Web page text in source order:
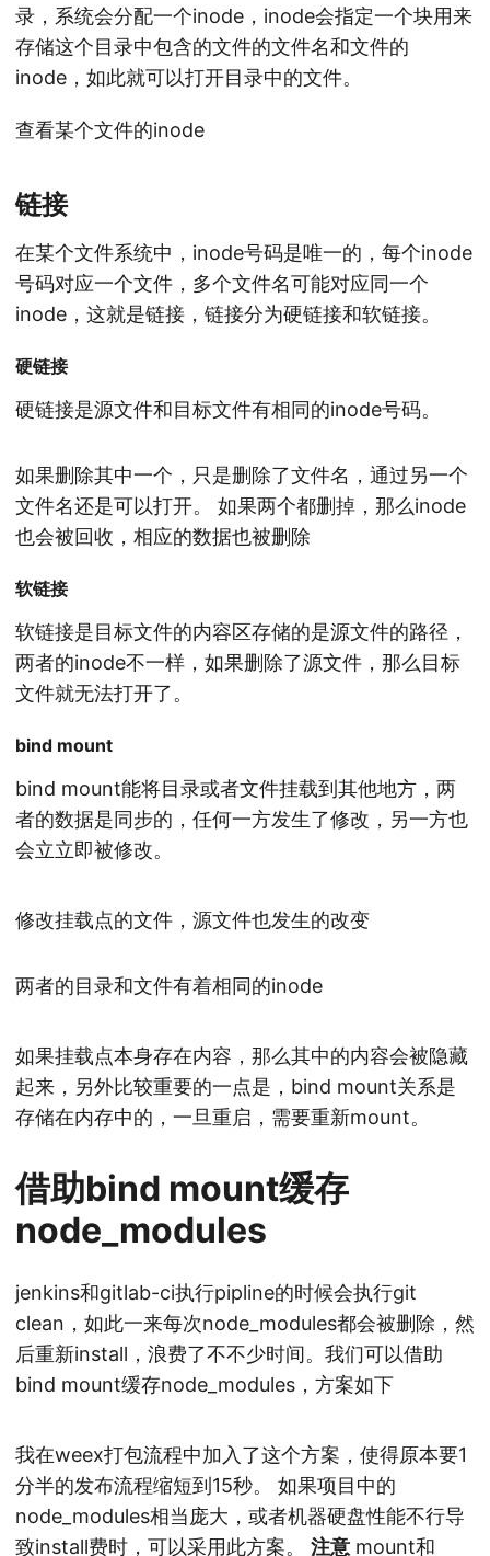
录，系统会分配一个inode，inode会指定一个块用来
存储这个目录中包含的文件的文件名和文件的
inode，如此就可以打开目录中的文件。
查看某个文件的inode
链接
在某个文件系统中，inode号码是唯一的，每个inode
号码对应一个文件，多个文件名可能对应同一个
inode，这就是链接，链接分为硬链接和软链接。
硬链接
硬链接是源文件和目标文件有相同的inode号码。
如果删除其中一个，只是删除了文件名，通过另一个
文件名还是可以打开。 如果两个都删掉，那么inode
也会被回收，相应的数据也被删除
软链接
软链接是目标文件的内容区存储的是源文件的路径，
两者的inode不一样，如果删除了源文件，那么目标
文件就无法打开了。
bind mount
bind mount能将目录或者文件挂载到其他地方，两
者的数据是同步的，任何一方发生了修改，另一方也
会立立即被修改。
修改挂载点的文件，源文件也发生的改变
两者的目录和文件有着相同的inode
如果挂载点本身存在内容，那么其中的内容会被隐藏
起来，另外比较重要的一点是，bind mount关系是
存储在内存中的，一旦重启，需要重新mount。
借助bind mount缓存
node_modules
jenkins和gitlab-ci执行pipline的时候会执行git
clean，如此一来每次node_modules都会被删除，然
后重新install，浪费了不不少时间。我们可以借助
bind mount缓存node_modules，方案如下
我在weex打包流程中加入了这个方案，使得原本要1
分半的发布流程缩短到15秒。 如果项目中的
node_modules相当庞大，或者机器硬盘性能不行导
致install费时，可以采用此方案。 注意 mount和